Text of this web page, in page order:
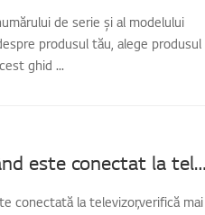
de serie și al modelului
produsul tău, alege produsul
ghid ...
[Bara de sunet LG] Niciun sunet când este conectat la televizor
conectată la televizor,verifică mai